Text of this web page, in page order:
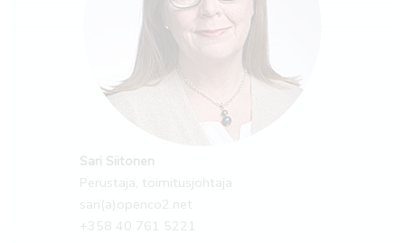
Sari Siitonen
Perustaja, toimitusjohtaja
sari(a)openco2.net
+358 40 761 5221